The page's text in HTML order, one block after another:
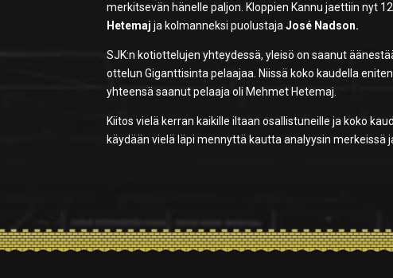
merkitsevän hänelle paljon. Kloppien Kannu jaettiin nyt
Hetemaj ja kolmanneksi puolustajaJosé Nadson.
SJK:n kotiottelujen yhteydessä, yleisö on saanut
ottelun Giganttisinta pelaajaa. Niissä koko kaudella
yhteensä saanut pelaaja oli Mehmet Hetemaj.
Kiitos vielä kerran kaikille iltaan osallistuneille ja koko
käydään vielä läpi mennyttä kautta analyysin merkeissä